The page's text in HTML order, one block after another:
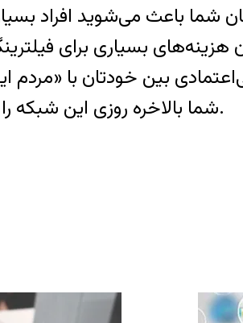
باعث می‌شوید افراد
بسیاری برای
بین خودتان با «مردم
شما بالاخره روزی این شبکه را رفع فیلتر خواهید کرد.